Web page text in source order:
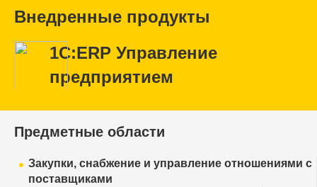
Внедренные продукты
1С:ERP Управление
предприятием
Предметные области
Закупки, снабжение и управление отношениями с
поставщиками